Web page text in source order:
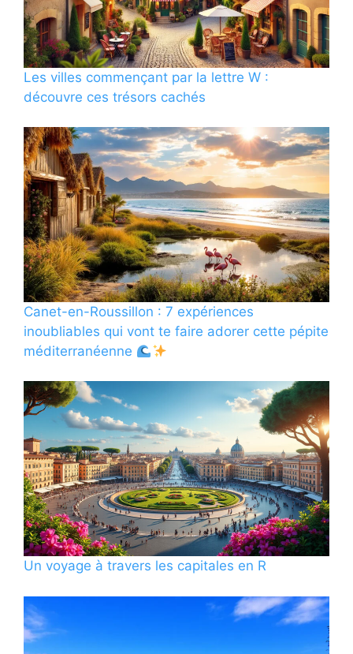
Les villes commençant par la lettre W :
découvre ces trésors cachés
Canet-en-Roussillon : 7 expériences
inoubliables qui vont te faire adorer cette pépite
méditerranéenne
Un voyage à travers les capitales en R